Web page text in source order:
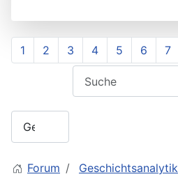
1 2 3 4 5 6 7
Forum
Geschichtsanalytik